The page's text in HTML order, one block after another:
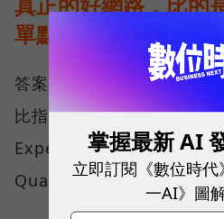
單點測速
答案，就藏在 Opensignal
比指標──可靠性體驗（
Experience）與品質一致
Quality）。
掌握最新 AI
立即訂閱《數位時
一AI》圖